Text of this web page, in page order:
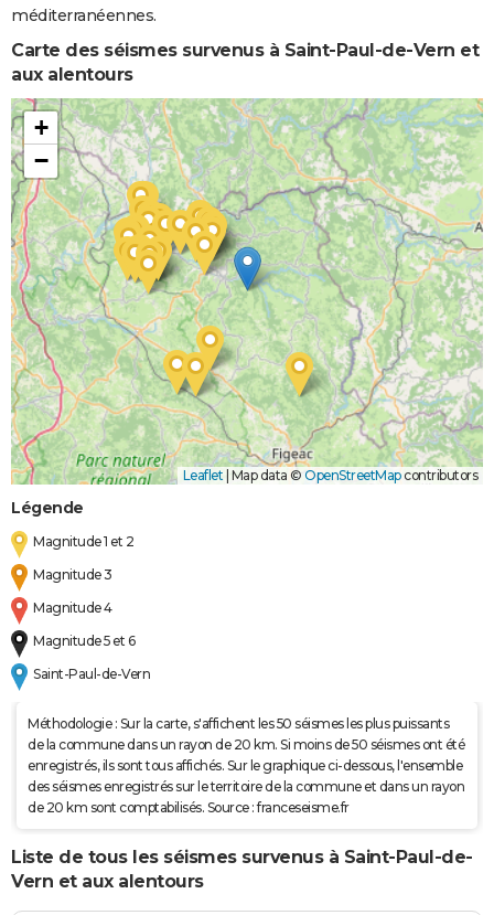
méditerranéennes.
Carte des séismes survenus à Saint-Paul-de-Vern et
aux alentours
+
−
Leaflet | Map data © OpenStreetMapcontributors
Légende
Magnitude 1 et 2
Magnitude 3
Magnitude 4
Magnitude 5 et 6
Saint-Paul-de-Vern
Méthodologie : Sur la carte, s'affichent les 50 séismes les plus puissants
de la commune dans un rayon de 20 km. Si moins de 50 séismes ont été
enregistrés, ils sont tous affichés. Sur le graphique ci-dessous, l'ensemble
des séismes enregistrés sur le territoire de la commune et dans un rayon
de 20 km sont comptabilisés. Source : franceseisme.fr
Liste de tous les séismes survenus à Saint-Paul-de-
Vern et aux alentours